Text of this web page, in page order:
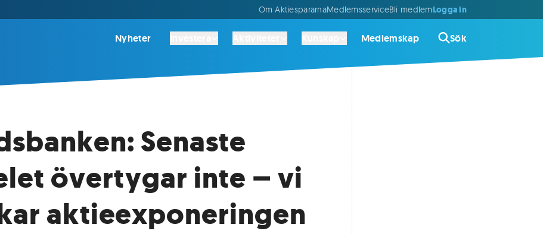
Om AktiespararnaMedlemsserviceBli medlemLogga in
Nyheter Medlemskap Sök
Senaste
övertygar inte – vi
aktieexponeringen